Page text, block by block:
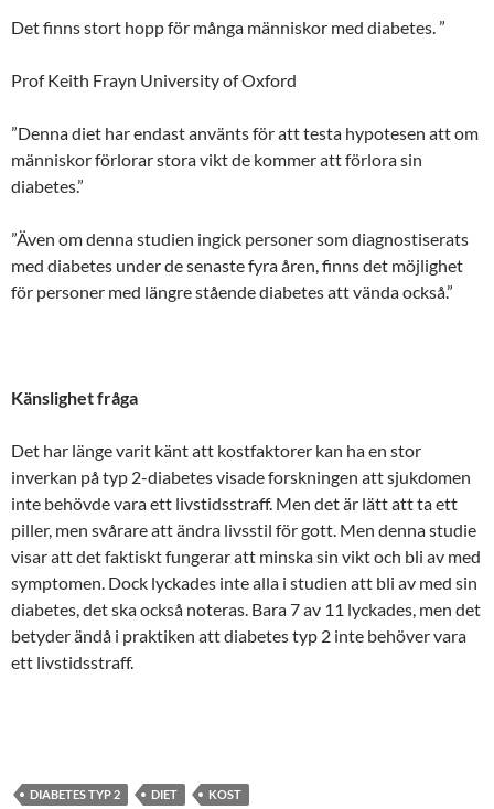
Det finns stort hopp för många människor med diabetes. ”
Prof Keith Frayn University of Oxford
”Denna diet har endast använts för att testa hypotesen att om
människor förlorar stora vikt de kommer att förlora sin
diabetes.”
”Även om denna studien ingick personer som diagnostiserats
med diabetes under de senaste fyra åren, finns det möjlighet
för personer med längre stående diabetes att vända också.”
Känslighet fråga
Det har länge varit känt att kostfaktorer kan ha en stor
inverkan på typ 2-diabetes visade forskningen att sjukdomen
inte behövde vara ett livstidsstraff. Men det är lätt att ta ett
piller, men svårare att ändra livsstil för gott. Men denna studie
visar att det faktiskt fungerar att minska sin vikt och bli av med
symptomen. Dock lyckades inte alla i studien att bli av med sin
diabetes, det ska också noteras. Bara 7 av 11 lyckades, men det
betyder ändå i praktiken att diabetes typ 2 inte behöver vara
ett livstidsstraff.
DIABETES TYP 2 DIET KOST